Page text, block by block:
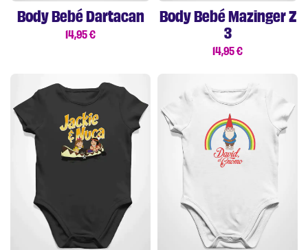
Body Bebé Dartacan
14,95 €
Body Bebé Mazinger Z
3
14,95 €